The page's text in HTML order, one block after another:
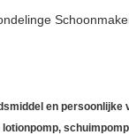
en persoonlijke
lotionpomp,